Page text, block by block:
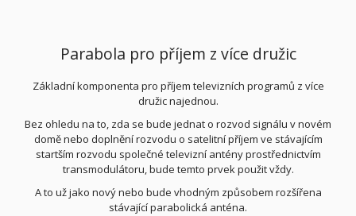
Parabola pro příjem z více družic
Základní komponenta pro příjem televizních programů z více
družic najednou.
Bez ohledu na to, zda se bude jednat o rozvod signálu v novém
domě nebo doplnění rozvodu o satelitní příjem ve stávajícím
startším rozvodu společné televizní antény prostřednictvím
transmodulátoru, bude temto prvek použit vždy.
A to už jako nový nebo bude vhodným způsobem rozšířena
stávající parabolická anténa.